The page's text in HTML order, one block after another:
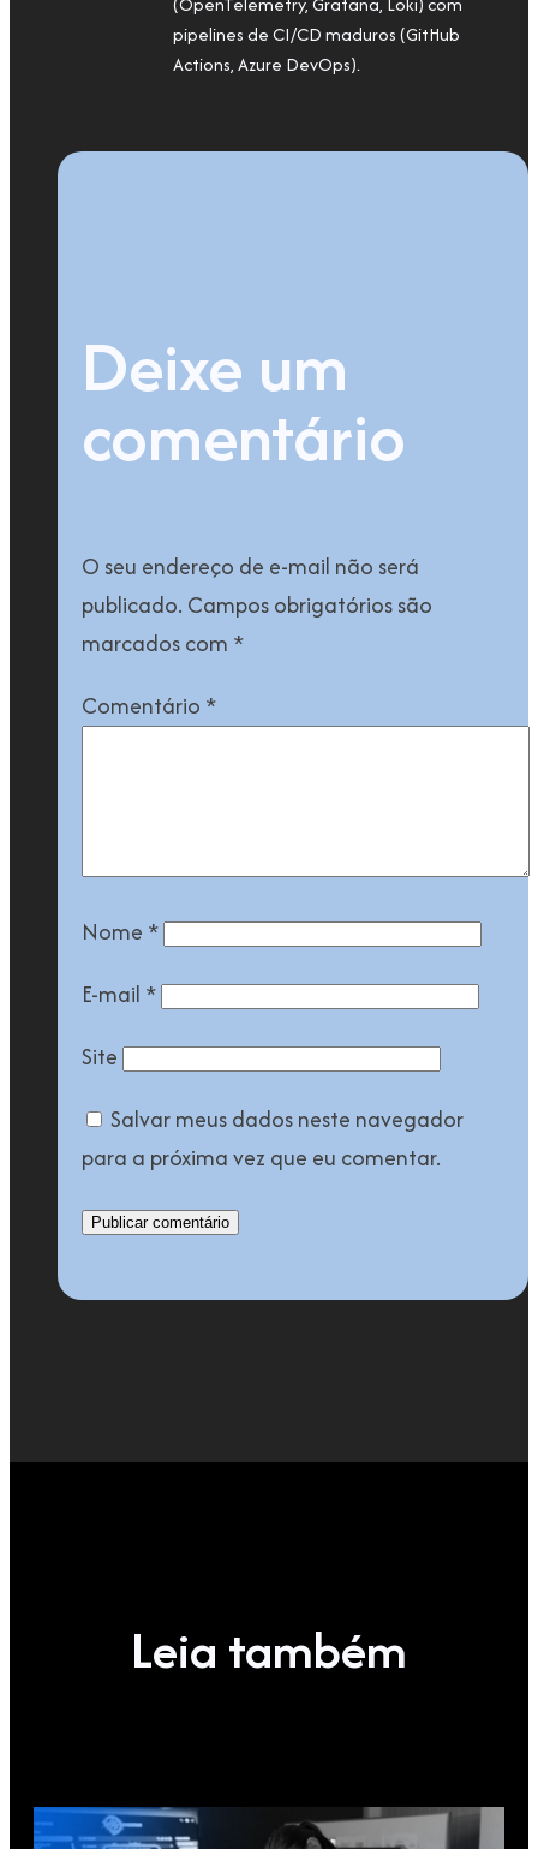
pipelines de CI/CD maduros (GitHub
Actions, Azure DevOps).
Deixe um
comentário
O seu endereço de e-mail não será
publicado. Campos obrigatórios são
marcados com *
Comentário *
Nome *
E-mail *
Site
Salvar meus dados neste navegador
para a próxima vez que eu comentar.
Leia também